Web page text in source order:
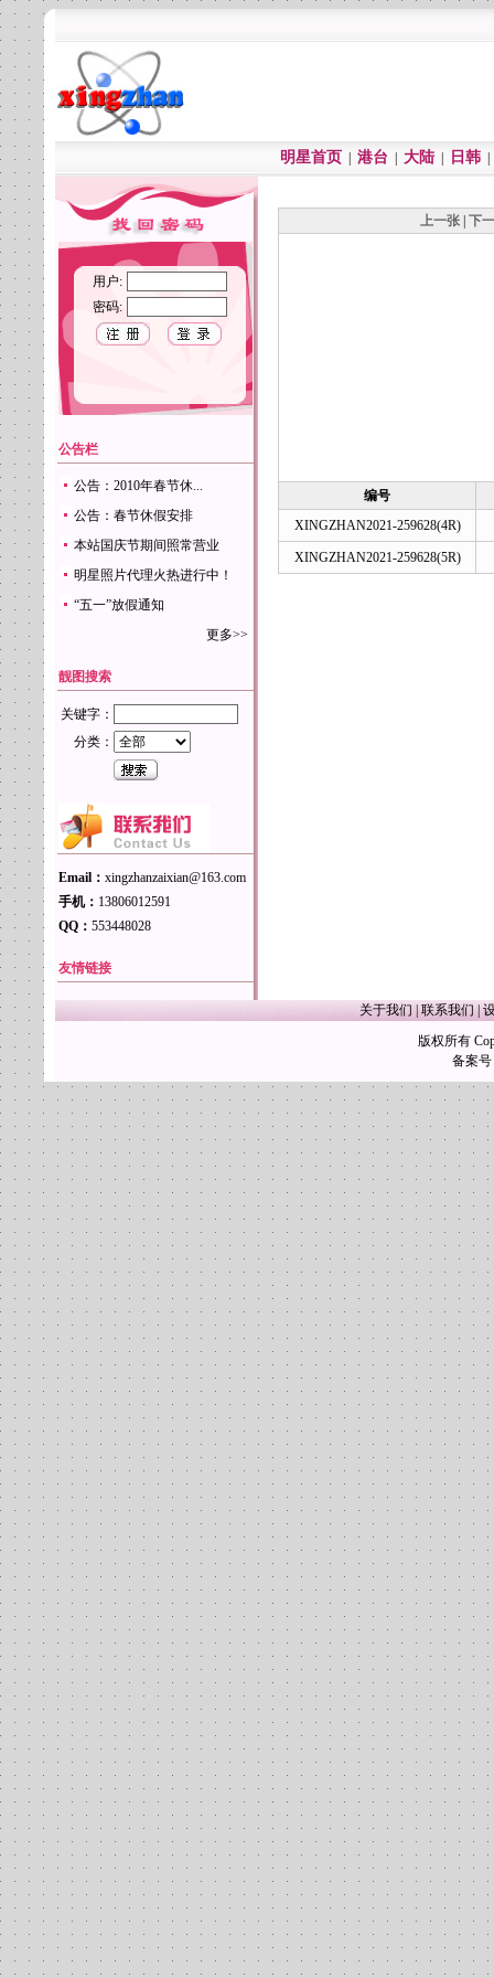
明星首页 港台 大陆 日韩
用户:
密码:
公告栏
公告：2010年春节休...
公告：春节休假安排
本站国庆节期间照常营业
明星照片代理火热进行中！
“五一”放假通知
更多>>
靓图搜索
关键字：
分类：
Email： xingzhanzaixian@163.com
手机： 13806012591
QQ： 553448028
友情链接
上一张 下
编号
XINGZHAN2021-259628(4R)
XINGZHAN2021-259628(5R)
关于我们 联系我们
版权所有
备案号